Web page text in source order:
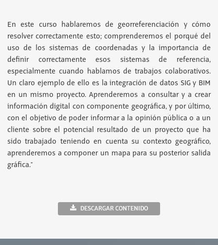
En este curso hablaremos de georreferenciación y cómo
resolver correctamente esto; comprenderemos el porqué del
uso de los sistemas de coordenadas y la importancia de
definir correctamente esos sistemas de referencia,
especialmente cuando hablamos de trabajos colaborativos.
Un claro ejemplo de ello es la integración de datos SIG y BIM
en un mismo proyecto. Aprenderemos a consultar y a crear
información digital con componente geográfica, y por último,
con el objetivo de poder informar a la opinión pública o a un
cliente sobre el potencial resultado de un proyecto que ha
sido trabajado teniendo en cuenta su contexto geográfico,
aprenderemos a componer un mapa para su posterior salida
gráfica."
DESCARGAR CONTENIDO